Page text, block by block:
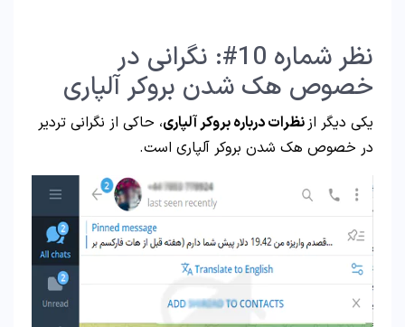
نظر شماره 10#: نگرانی در
خصوص هک شدن بروکر آلپاری
یکی دیگر ازنظرات درباره بروکر آلپاری، حاکی از نگرانی تردیر
در خصوص هک شدن بروکر آلپاری است.